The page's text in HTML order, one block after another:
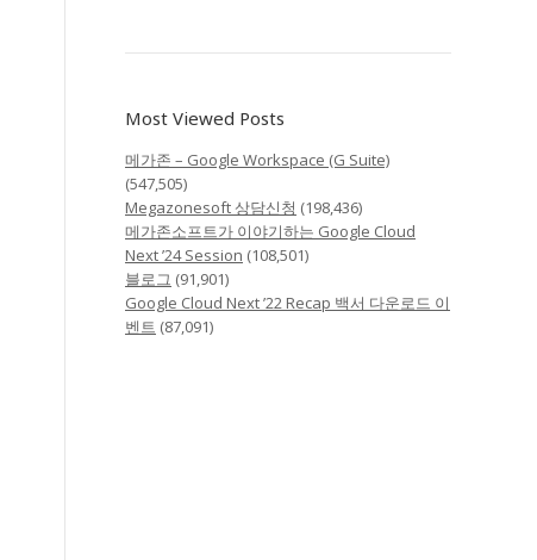
Most Viewed Posts
메가존 – Google Workspace (G Suite)
(547,505)
Megazonesoft 상담신청 (198,436)
메가존소프트가 이야기하는 Google Cloud
Next ’24 Session (108,501)
블로그 (91,901)
Google Cloud Next ’22 Recap 백서 다운로드 이
벤트 (87,091)